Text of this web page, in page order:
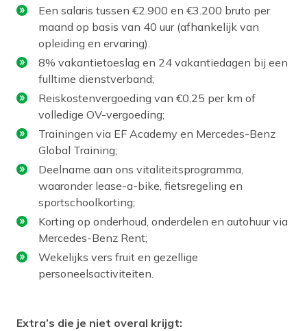
Een salaris tussen €2.900 en €3.200 bruto per
maand op basis van 40 uur (afhankelijk van
opleiding en ervaring).
8% vakantietoeslag en 24 vakantiedagen bij een
fulltime dienstverband;
Reiskostenvergoeding van €0,25 per km of
volledige OV-vergoeding;
Trainingen via EF Academy en Mercedes-Benz
Global Training;
Deelname aan ons vitaliteitsprogramma,
waaronder lease-a-bike, fietsregeling en
sportschoolkorting;
Korting op onderhoud, onderdelen en autohuur via
Mercedes-Benz Rent;
Wekelijks vers fruit en gezellige
personeelsactiviteiten.
Extra’s die je niet overal krijgt: